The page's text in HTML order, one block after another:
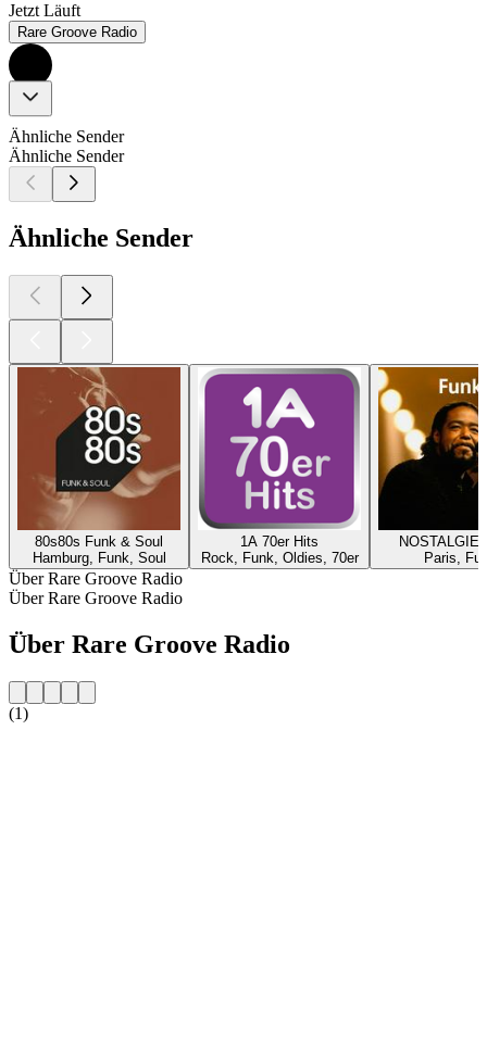
Jetzt Läuft
Rare Groove Radio
Ähnliche Sender
Ähnliche Sender
Ähnliche Sender
80s80s Funk & Soul
Hamburg, Funk, Soul
1A 70er Hits
Rock, Funk, Oldies, 70er
NOSTALGIE
Paris,
Über Rare Groove Radio
Über Rare Groove Radio
Über Rare Groove Radio
(1)